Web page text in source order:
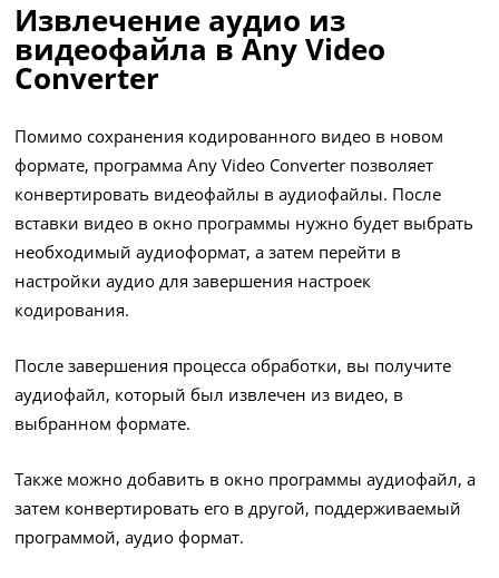
Извлечение аудио из
видеофайла в Any Video
Converter
Помимо сохранения кодированного видео в новом
формате, программа Any Video Converter позволяет
конвертировать видеофайлы в аудиофайлы. После
вставки видео в окно программы нужно будет выбрать
необходимый аудиоформат, а затем перейти в
настройки аудио для завершения настроек
кодирования.
После завершения процесса обработки, вы получите
аудиофайл, который был извлечен из видео, в
выбранном формате.
Также можно добавить в окно программы аудиофайл, а
затем конвертировать его в другой, поддерживаемый
программой, аудио формат.